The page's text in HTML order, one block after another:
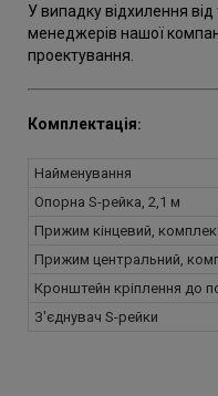
У випадку відхилення
менеджерів нашої
проектування.
Комплектація:
Найменування
Опорна S-рейка, 2,1 м
Прижим кінцевий,
Прижим центральний,
Кронштейн кріплення до
З'єднувач S-рейки